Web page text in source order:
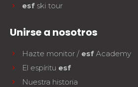
esf ski tour
Unirse a nosotros
Hazte monitor / esf Academy
El espíritu esf
Nuestra historia